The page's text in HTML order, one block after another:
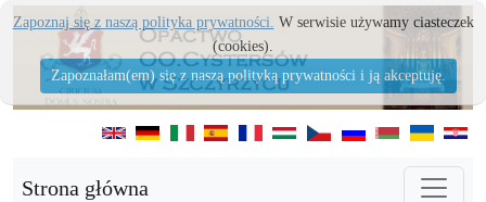
Strona główna
Zapoznaj się z naszą polityka prywatności. W serwisie używamy ciasteczek
(cookies).
Zapoznałam(em) się z naszą polityką prywatności i ją akceptuję.